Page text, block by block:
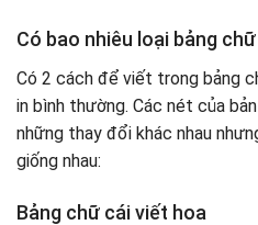
Có bao nhiêu loại bảng
Có 2 cách để viết trong bảng
in bình thường. Các nét của
những thay đổi khác nhau
giống nhau:
Bảng chữ cái viết hoa